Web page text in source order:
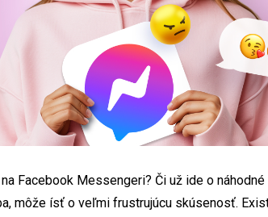
Facebook Messengeri? Či už ide o
môže ísť o veľmi frustrujúcu skúsenosť.